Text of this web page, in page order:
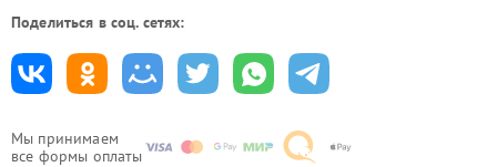
Мы принимаем
все формы оплаты
Поделиться в соц. сетях: